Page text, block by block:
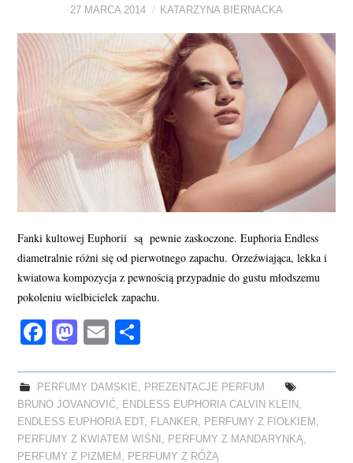
A TO CIEKAWE!
SKLEP
27 MARCA 2014 KATARZYNA BIERNACKA
Fanki kultowej Euphorii są pewnie zaskoczone. Euphoria Endless
diametralnie różni się od pierwotnego zapachu. Orzeźwiająca, lekka i
kwiatowa kompozycja z pewnością przypadnie do gustu młodszemu
pokoleniu wielbicielek zapachu.
Fa
bo
ok
M
to
do
n
E
ailre
PERFUMY DAMSKIE
PREZENTACJE PERFUM
BRUNO JOVANOVIĆ
ENDLESS EUPHORIA CALVIN KLEIN
ENDLESS EUPHORIA EDT, FLANKER PERFUMY Z FIOŁKIEM
PERFUMY Z KWIATEM WIŚNI
PERFUMY Z MANDARYNKĄ
PERFUMY Z PIZMEM
PERFUMY Z RÓŻĄ